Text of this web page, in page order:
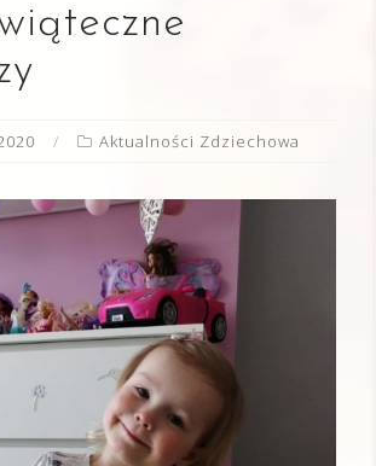
Aktualności Zdziechowa